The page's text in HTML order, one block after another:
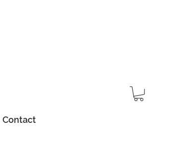
Contact